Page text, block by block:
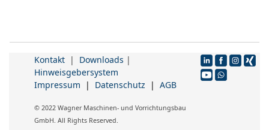
Kontakt | Downloads |
Hinweisgebersystem
Impressum | Datenschutz | AGB
© 2022 Wagner Maschinen- und Vorrichtungsbau
GmbH. All Rights Reserved.